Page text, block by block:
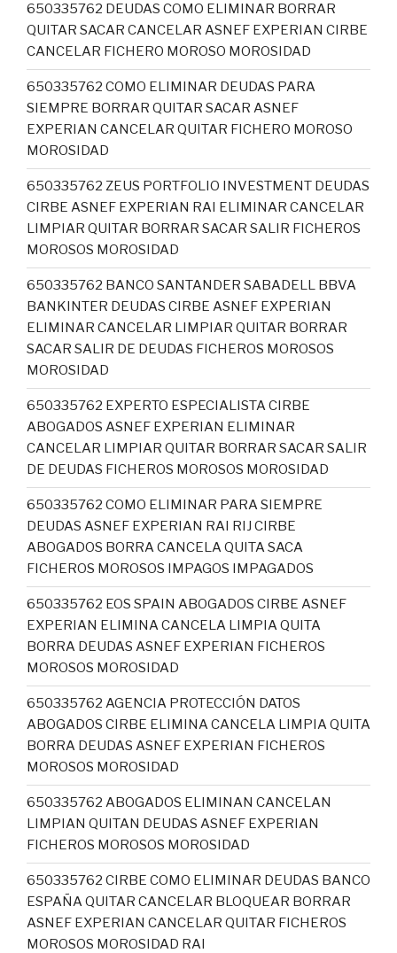
650335762 DEUDAS COMO ELIMINAR BORRAR
QUITAR SACAR CANCELAR ASNEF EXPERIAN CIRBE
CANCELAR FICHERO MOROSO MOROSIDAD
650335762 COMO ELIMINAR DEUDAS PARA
SIEMPRE BORRAR QUITAR SACAR ASNEF
EXPERIAN CANCELAR QUITAR FICHERO MOROSO
MOROSIDAD
650335762 ZEUS PORTFOLIO INVESTMENT DEUDAS
CIRBE ASNEF EXPERIAN RAI ELIMINAR CANCELAR
LIMPIAR QUITAR BORRAR SACAR SALIR FICHEROS
MOROSOS MOROSIDAD
650335762 BANCO SANTANDER SABADELL BBVA
BANKINTER DEUDAS CIRBE ASNEF EXPERIAN
ELIMINAR CANCELAR LIMPIAR QUITAR BORRAR
SACAR SALIR DE DEUDAS FICHEROS MOROSOS
MOROSIDAD
650335762 EXPERTO ESPECIALISTA CIRBE
ABOGADOS ASNEF EXPERIAN ELIMINAR
CANCELAR LIMPIAR QUITAR BORRAR SACAR SALIR
DE DEUDAS FICHEROS MOROSOS MOROSIDAD
650335762 COMO ELIMINAR PARA SIEMPRE
DEUDAS ASNEF EXPERIAN RAI RIJ CIRBE
ABOGADOS BORRA CANCELA QUITA SACA
FICHEROS MOROSOS IMPAGOS IMPAGADOS
650335762 EOS SPAIN ABOGADOS CIRBE ASNEF
EXPERIAN ELIMINA CANCELA LIMPIA QUITA
BORRA DEUDAS ASNEF EXPERIAN FICHEROS
MOROSOS MOROSIDAD
650335762 AGENCIA PROTECCIÓN DATOS
ABOGADOS CIRBE ELIMINA CANCELA LIMPIA QUITA
BORRA DEUDAS ASNEF EXPERIAN FICHEROS
MOROSOS MOROSIDAD
650335762 ABOGADOS ELIMINAN CANCELAN
LIMPIAN QUITAN DEUDAS ASNEF EXPERIAN
FICHEROS MOROSOS MOROSIDAD
650335762 CIRBE COMO ELIMINAR DEUDAS BANCO
ESPAÑA QUITAR CANCELAR BLOQUEAR BORRAR
ASNEF EXPERIAN CANCELAR QUITAR FICHEROS
MOROSOS MOROSIDAD RAI